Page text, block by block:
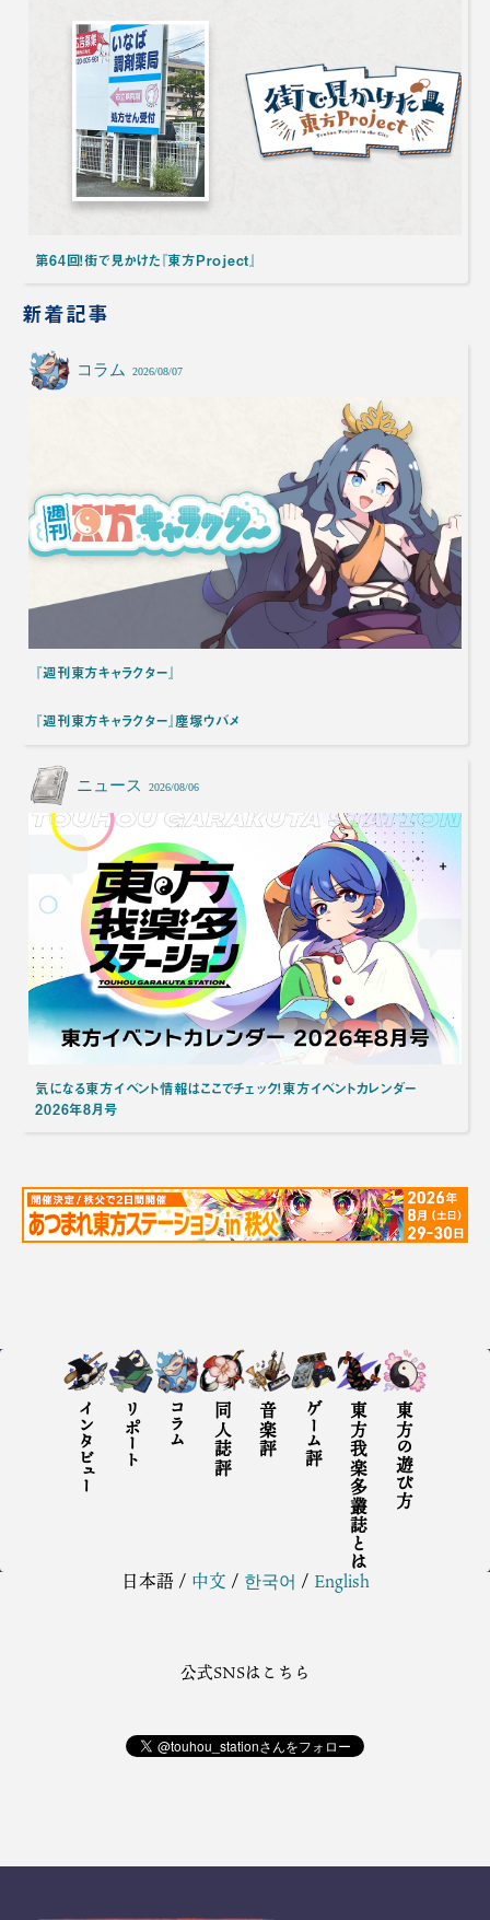
第64回！街で見かけた『東方Project』
新着記事
コラム 2026/08/07
『週刊東方キャラクター』
『週刊東方キャラクター』塵塚ウバメ
ニュース 2026/08/06
気になる東方イベント情報はここでチェック！東方イベントカレンダー
2026年8月号
インタビュー リポート コラム 同人誌評 音楽評 ゲーム評 東方我楽多叢誌とは 東方の遊び方
日本語/ 中文 / 한국어 / English
公式SNSはこちら